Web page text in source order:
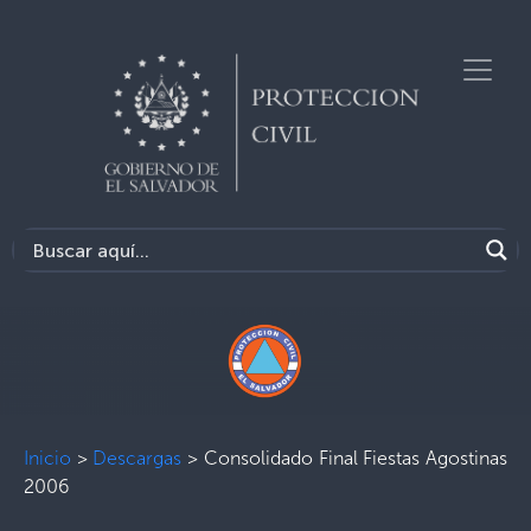
Inicio > Descargas > Consolidado Final Fiestas Agostinas
2006